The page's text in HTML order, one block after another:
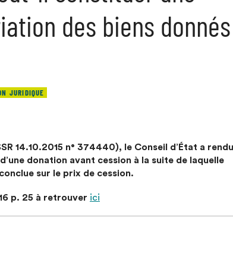
des biens donnés
JURIDIQUE
14.10.2015 n° 374440), le Conseil d’État a rendu
donation avant cession à la suite de laquelle
sur le prix de cession.
p. 25 à retrouver ici